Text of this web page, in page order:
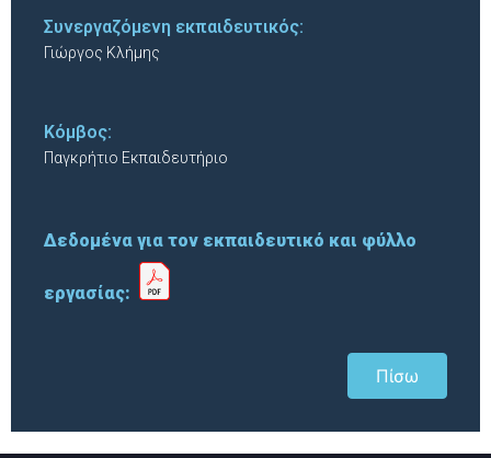
Συνεργαζόμενη εκπαιδευτικός:
Γιώργος Κλήμης
Κόμβος:
Παγκρήτιο Εκπαιδευτήριο
Δεδομένα για τον εκπαιδευτικό και φύλλο
εργασίας:
Πίσω